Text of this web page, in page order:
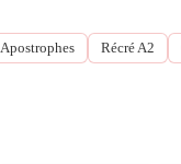
Apostrophes Récré A2